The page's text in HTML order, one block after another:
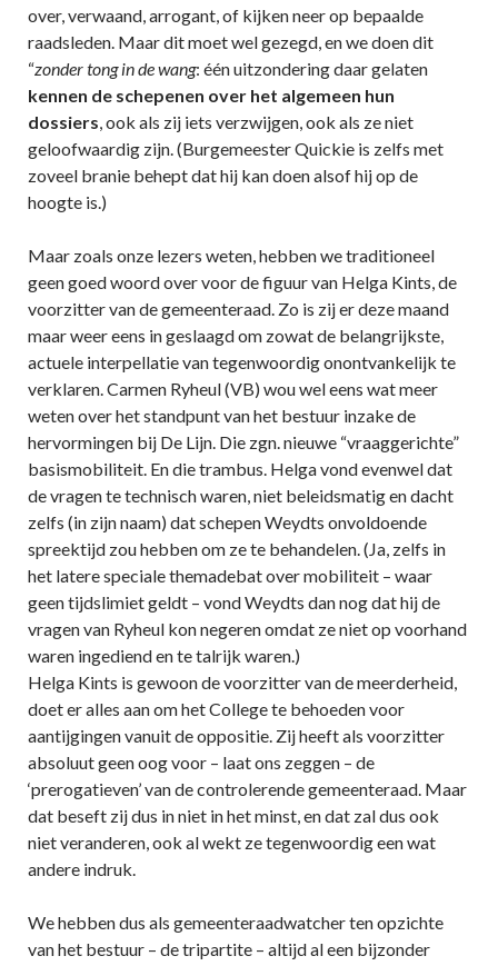
over, verwaand, arrogant, of kijken neer op bepaalde
raadsleden. Maar dit moet wel gezegd, en we doen dit
“zonder tong in de wang: één uitzondering daar gelaten
kennen de schepenen over het algemeen hun
dossiers, ook als zij iets verzwijgen, ook als ze niet
geloofwaardig zijn. (Burgemeester Quickie is zelfs met
zoveel branie behept dat hij kan doen alsof hij op de
hoogte is.)
Maar zoals onze lezers weten, hebben we traditioneel
geen goed woord over voor de figuur van Helga Kints, de
voorzitter van de gemeenteraad. Zo is zij er deze maand
maar weer eens in geslaagd om zowat de belangrijkste,
actuele interpellatie van tegenwoordig onontvankelijk te
verklaren. Carmen Ryheul (VB) wou wel eens wat meer
weten over het standpunt van het bestuur inzake de
hervormingen bij De Lijn. Die zgn. nieuwe “vraaggerichte”
basismobiliteit. En die trambus. Helga vond evenwel dat
de vragen te technisch waren, niet beleidsmatig en dacht
zelfs (in zijn naam) dat schepen Weydts onvoldoende
spreektijd zou hebben om ze te behandelen. (Ja, zelfs in
het latere speciale themadebat over mobiliteit – waar
geen tijdslimiet geldt – vond Weydts dan nog dat hij de
vragen van Ryheul kon negeren omdat ze niet op voorhand
waren ingediend en te talrijk waren.)
Helga Kints is gewoon de voorzitter van de meerderheid,
doet er alles aan om het College te behoeden voor
aantijgingen vanuit de oppositie. Zij heeft als voorzitter
absoluut geen oog voor – laat ons zeggen – de
‘prerogatieven’ van de controlerende gemeenteraad. Maar
dat beseft zij dus in niet in het minst, en dat zal dus ook
niet veranderen, ook al wekt ze tegenwoordig een wat
andere indruk.
We hebben dus als gemeenteraadwatcher ten opzichte
van het bestuur – de tripartite – altijd al een bijzonder